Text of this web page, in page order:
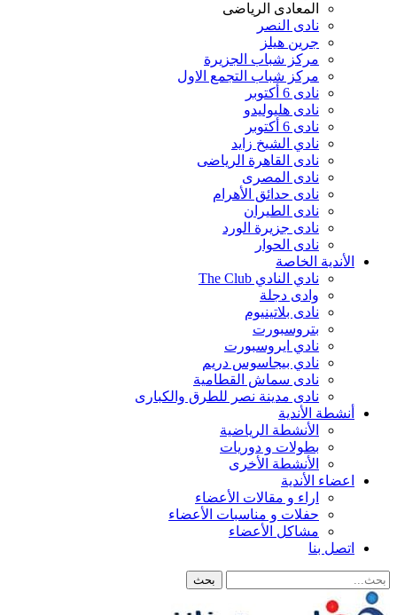
المعادى الرياضى
نادى النصر
جرين هيلز
مركز شباب الجزيرة
مركز شباب التجمع الاول
نادى 6 أكتوبر
نادى هليوليدو
نادى 6 أكتوبر
نادي الشيخ زايد
نادى القاهرة الرياضى
نادى المصرى
نادى حدائق الأهرام
نادى الطيران
نادى جزيرة الورد
نادى الحوار
الأندية الخاصة
نادي النادي The Club
وادى دجلة
نادى بلاتينيوم
بتروسبورت
نادي ايروسبورت
نادي بيجاسوس دريم
نادى سماش القطامية
نادى مدينة نصر للطرق والكبارى
أنشطة الأندية
الأنشطة الرياضية
بطولات و دوريات
الأنشطة الأخرى
اعضاء الأندية
اراء و مقالات الأعضاء
حفلات و مناسبات الأعضاء
مشاكل الأعضاء
اتصل بنا